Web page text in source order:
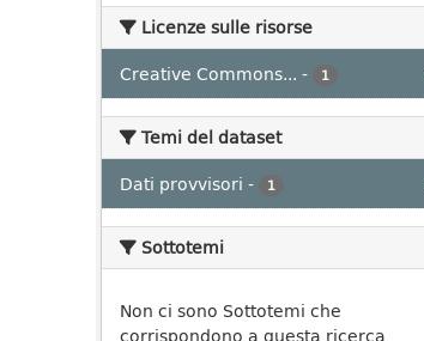
Licenze sulle risorse
Creative Commons... - 1
Temi del dataset
Dati provvisori - 1
Sottotemi
Non ci sono Sottotemi che
corrispondono a questa ricerca